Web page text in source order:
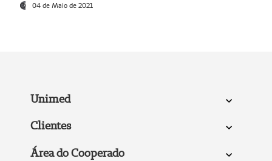
04 de Maio de 2021
Unimed
Clientes
Área do Cooperado